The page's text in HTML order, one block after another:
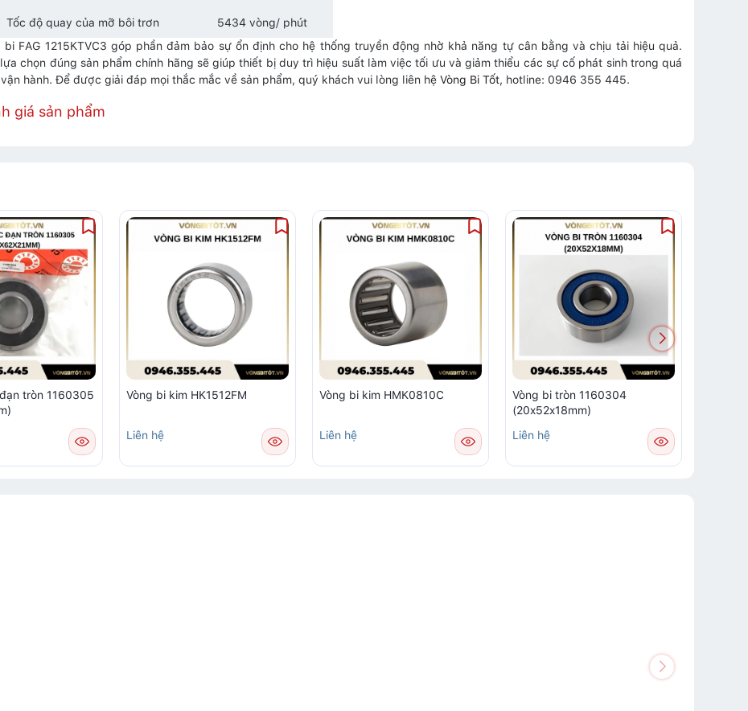
Tốc độ quay của mỡ bôi trơn
5434 vòng/ phút
bi FAG 1215KTVC3 góp phần đảm bảo sự ổn định cho hệ thống truyền động nhờ khả năng tự cân bằng và chịu tải hiệu quả.
chọn đúng sản phẩm chính hãng sẽ giúp thiết bị duy trì hiệu suất làm việc tối ưu và giảm thiểu các sự cố phát sinh trong quá
hành. Để được giải đáp mọi thắc mắc về sản phẩm, quý khách vui lòng liên hệ Vòng Bi Tốt, hotline: 0946 355 445.
giá sản phẩm
tròn 1160305
Vòng bi kim HK1512FM
Liên hệ
Vòng bi kim HMK0810C
Liên hệ
Vòng bi tròn 1160304
(20x52x18mm)
Liên hệ